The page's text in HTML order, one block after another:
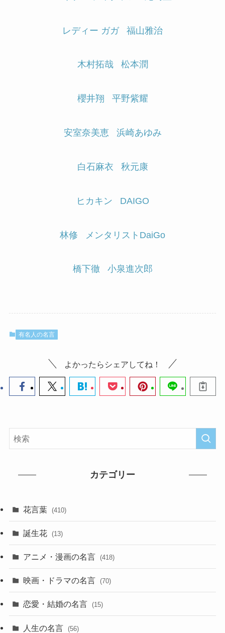
レディー ガガ 福山雅治
木村拓哉 松本潤
櫻井翔 平野紫耀
安室奈美恵 浜崎あゆみ
白石麻衣 秋元康
ヒカキン DAIGO
林修 メンタリストDaiGo
橋下徹 小泉進次郎
有名人の名言
よかったらシェアしてね！
カテゴリー
花言葉 (410)
誕生花 (13)
アニメ・漫画の名言 (418)
映画・ドラマの名言 (70)
恋愛・結婚の名言 (15)
人生の名言 (56)